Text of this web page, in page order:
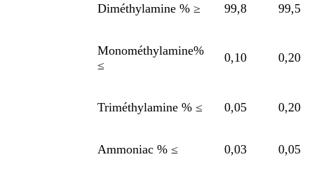
Diméthylamine % ≥ 99,8 99,5
Monométhylamine%
≤
0,10 0,20
Triméthylamine % ≤ 0,05 0,20
Ammoniac % ≤ 0,03 0,05